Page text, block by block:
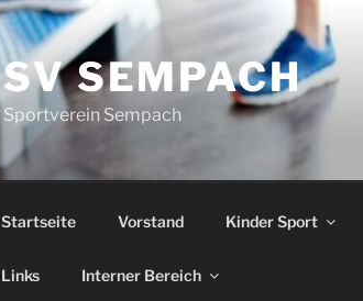
SV SEMPACH
Sportverein Sempach
Startseite Vorstand Kinder Sport
Links Interner Bereich